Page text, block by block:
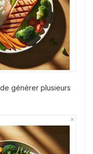
générer plusieurs